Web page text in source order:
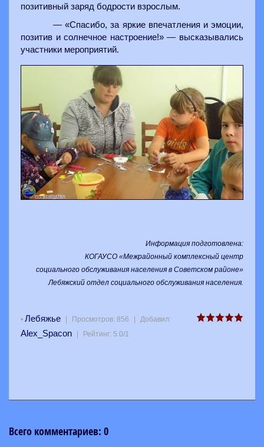
позитивный заряд бодрости взрослым.
— «Спасибо, за яркие впечатления и эмоции,
позитив и солнечное настроение!» — высказывались
участники мероприятий.
Информация подготовлена:
КОГАУСО «Межрайонный комплексный центр
социального обслуживания населения в Советском районе»
Лебяжский отдел социального обслуживания населения
• Лебяжье Просмотров: 856 Добавил:
Alex_Spacon Рейтинг: 5.0/1
Всего комментариев: 0